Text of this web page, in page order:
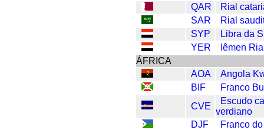
QAR
Rial
SAR
Rial
SYP
Libra da
YER
Iêmen
ÁFRICA
AOA
Angola
BIF
Franco
CVE
Escudo
verdiano
DJF
Franco